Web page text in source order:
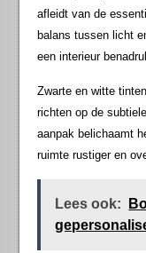
afleidt van de
balans tussen licht
een interieur
Zwarte en witte
richten op de
aanpak belichaamt
ruimte rustiger en
Lees ook: